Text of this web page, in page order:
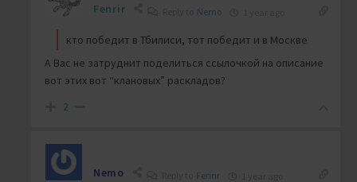
Fenrir Nemo
кто победит в Тбилиси, тот победит и в Москве
А Вас не затруднит поделиться ссылочкой на описание
вот этих вот “клановых” раскладов?
2
Nemo Fenrir